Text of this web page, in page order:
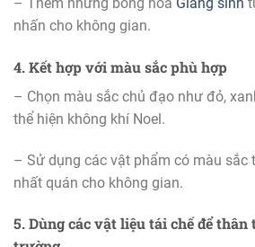
nhấn cho không gian.
4. Kết hợp với màu sắc phù hợp
– Chọn màu sắc chủ đạo như đỏ,
thể hiện không khí Noel.
– Sử dụng các vật phẩm có màu
nhất quán cho không gian.
5. Dùng các vật liệu tái chế để